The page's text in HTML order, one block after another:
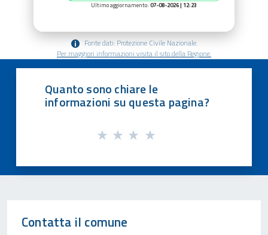
Ultimo aggiornamento: 07-08-2026 | 12:23
Fonte dati: Protezione Civile Nazionale.
Per maggiori informazioni visita il sito della Regione.
Quanto sono chiare le
informazioni su questa pagina?
Contatta il comune